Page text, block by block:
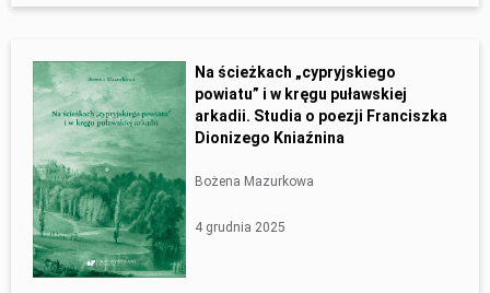
Na ścieżkach „cypryjskiego
powiatu” i w kręgu puławskiej
arkadii. Studia o poezji Franciszka
Dionizego Kniaźnina
Bożena Mazurkowa
4 grudnia 2025